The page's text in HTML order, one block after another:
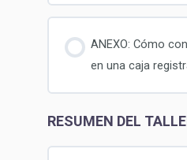
ANEXO: Cómo
en una caja
RESUMEN DEL